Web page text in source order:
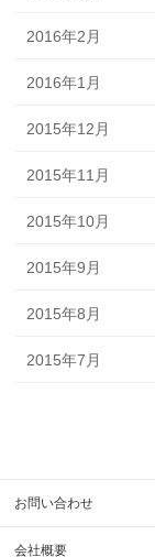
2016年2月
2016年1月
2015年12月
2015年11月
2015年10月
2015年9月
2015年8月
2015年7月
お問い合わせ
会社概要